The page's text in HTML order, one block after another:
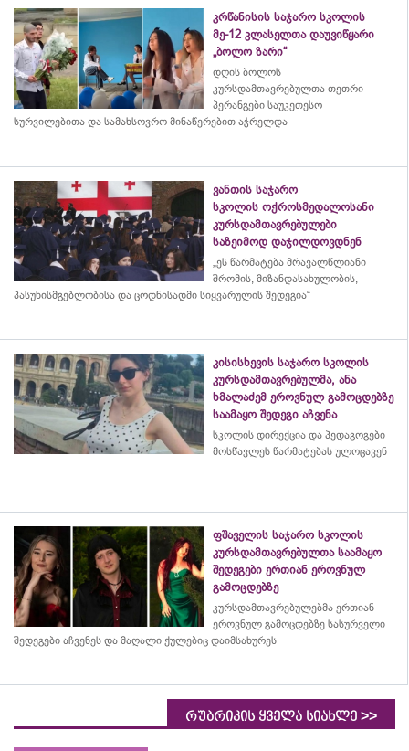
კრწანისის საჯარო სკოლის
მე-12 კლასელთა დაუვიწყარი
„ბოლო ზარი“
დღის ბოლოს
კურსდამთავრებულთა თეთრი
პერანგები საუკეთესო
სურვილებითა და სამახსოვრო მინაწერებით აჭრელდა
ვანთის საჯარო
სკოლის ოქროსმედალოსანი
კურსდამთავრებულები
საზეიმოდ დაჯილდოვდნენ
„ეს წარმატება მრავალწლიანი
შრომის, მიზანდასახულობის,
პასუხისმგებლობისა და ცოდნისადმი სიყვარულის შედეგია“
კისისხევის საჯარო სკოლის
კურსდამთავრებულმა, ანა
ხმალაძემ ეროვნულ გამოცდებზე
საამაყო შედეგი აჩვენა
სკოლის დირექცია და პედაგოგები
მოსწავლეს წარმატებას ულოცავენ
ფშაველის საჯარო სკოლის
კურსდამთავრებულთა საამაყო
შედეგები ერთიან ეროვნულ
გამოცდებზე
კურსდამთავრებულებმა ერთიან
ეროვნულ გამოცდებზე სასურველი
შედეგები აჩვენეს და მაღალი ქულებიც დაიმსახურეს
რუბრიკის ყველა სიახლე >>